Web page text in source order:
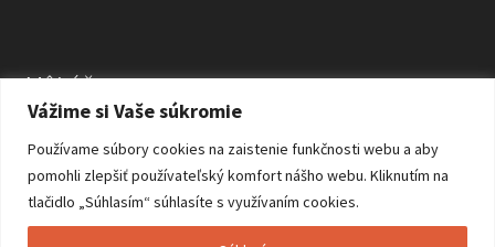
Vážime si Vaše súkromie
Používame súbory cookies na zaistenie funkčnosti webu a aby
pomohli zlepšiť používateľský komfort nášho webu. Kliknutím na
tlačidlo „Súhlasím“ súhlasíte s využívaním cookies.
Môj účet
Môj účet
História objednávok